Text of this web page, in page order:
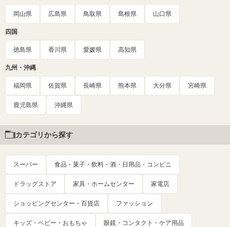
岡山県 広島県 鳥取県 島根県 山口県
四国
徳島県 香川県 愛媛県 高知県
九州・沖縄
福岡県 佐賀県 長崎県 熊本県 大分県 宮崎県
鹿児島県 沖縄県
カテゴリから探す
スーパー 食品・菓子・飲料・酒・日用品・コンビニ
ドラッグストア 家具・ホームセンター 家電店
ショッピングセンター・百貨店 ファッション
キッズ・ベビー・おもちゃ 眼鏡・コンタクト・ケア用品